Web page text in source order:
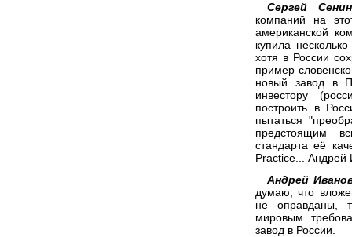
Сергей
компаний на
американской
купила
хотя в России
пример
новый завод в
инвестору
построить в
пытаться
предстоящим
стандарта её
Practice... Андрей
Андрей
думаю, что
не оправданы,
мировым
завод в России.